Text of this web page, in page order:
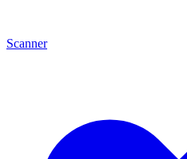
Scanner